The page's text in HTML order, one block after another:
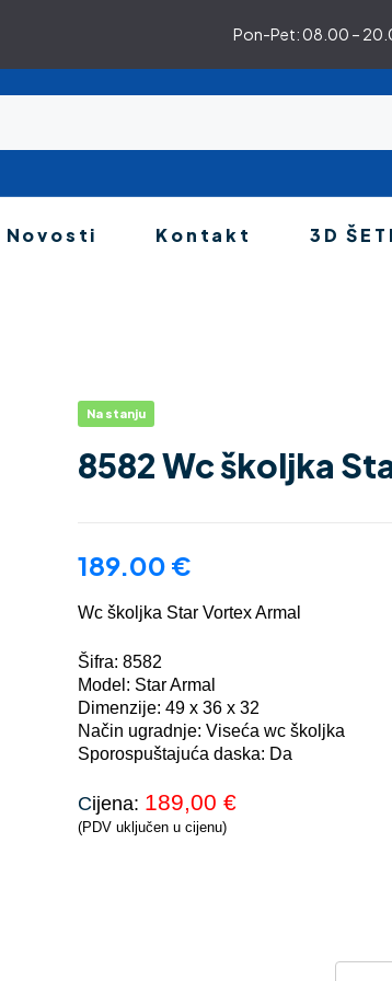
Pon-Pet: 08.00 –
Novosti Kontakt 3D
Na stanju
8582 Wc školjka
189.00 €
Wc školjka Star Vortex Armal
Šifra: 8582
Model: Star Armal
Dimenzije: 49 x 36 x 32
Način ugradnje: Viseća wc školjka
Sporospuštajuća daska: Da
Cijena: 189,00 €
(PDV uključen u cijenu)